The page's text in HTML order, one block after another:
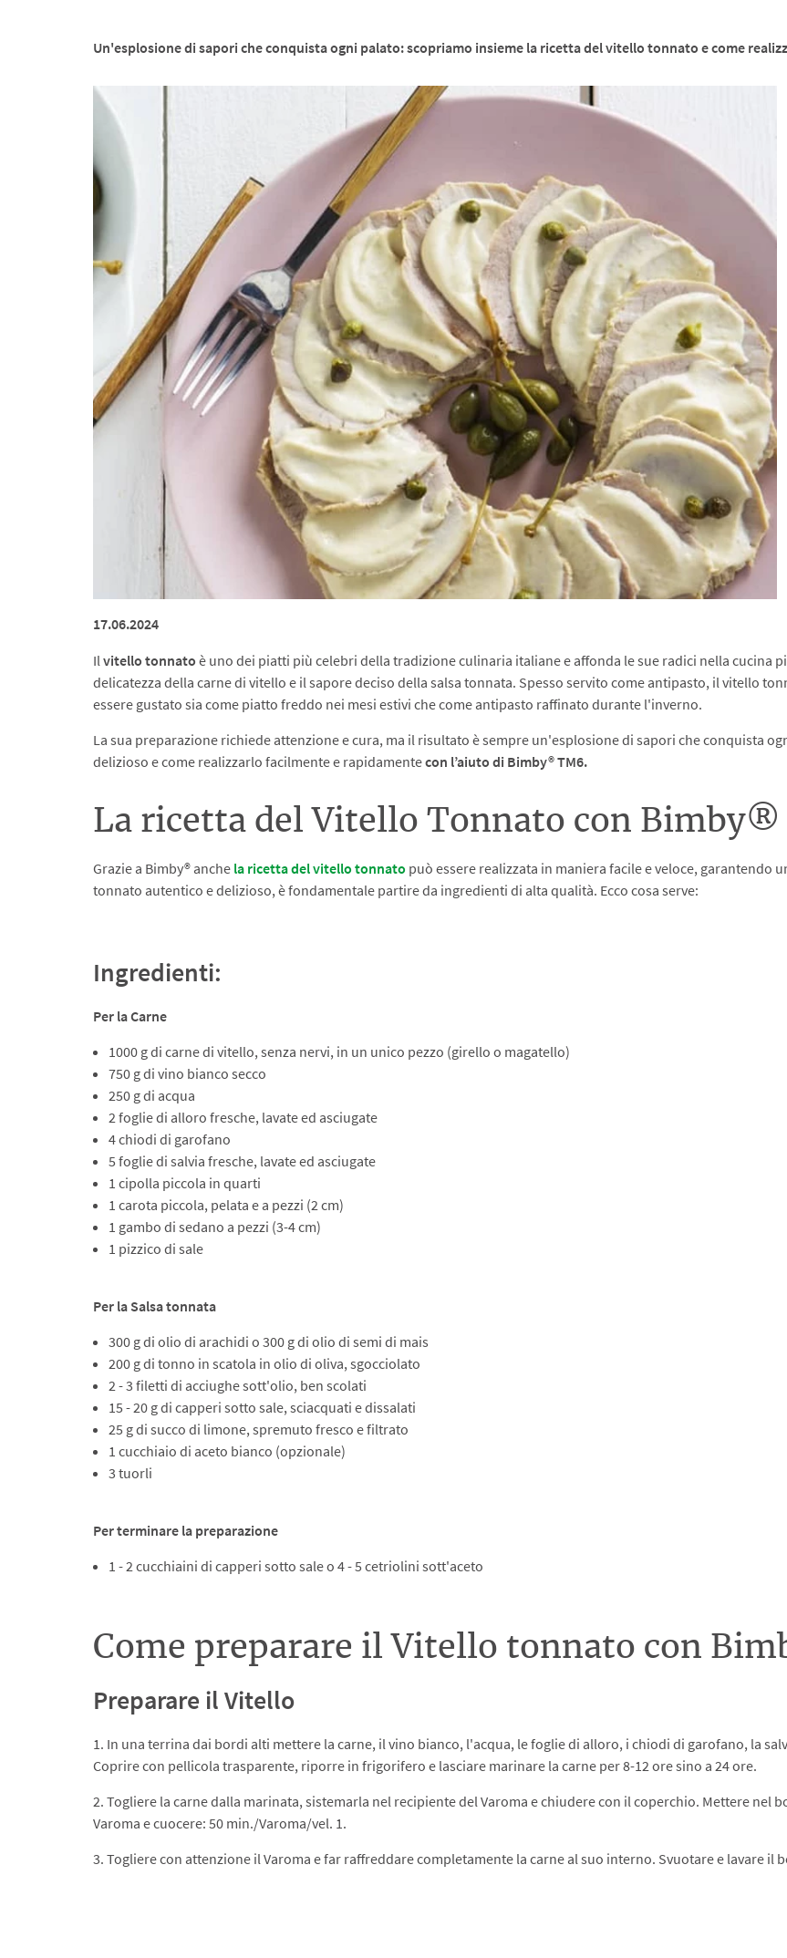
Un'esplosione di sapori che conquista ogni palato: scopriamo insieme la ricetta del vitello tonnato e come
17.06.2024
Il vitello tonnato è uno dei piatti più celebri della tradizione culinaria italiane e affonda le sue radici nella cucina
delicatezza della carne di vitello e il sapore deciso della salsa tonnata. Spesso servito come antipasto, il vitello
essere gustato sia come piatto freddo nei mesi estivi che come antipasto raffinato durante l'inverno.
La sua preparazione richiede attenzione e cura, ma il risultato è sempre un'esplosione di sapori che conquista
delizioso e come realizzarlo facilmente e rapidamentecon l’aiuto di Bimby® TM6.
La ricetta del Vitello Tonnato con Bimby®
Grazie a Bimby® anche la ricetta del vitello tonnato può essere realizzata in maniera facile e veloce,
tonnato autentico e delizioso, è fondamentale partire da ingredienti di alta qualità. Ecco cosa serve:
Ingredienti:
Per la Carne
1000 g di carne di vitello, senza nervi, in un unico pezzo (girello o magatello)
750 g di vino bianco secco
250 g di acqua
2 foglie di alloro fresche, lavate ed asciugate
4 chiodi di garofano
5 foglie di salvia fresche, lavate ed asciugate
1 cipolla piccola in quarti
1 carota piccola, pelata e a pezzi (2 cm)
1 gambo di sedano a pezzi (3-4 cm)
1 pizzico di sale
Per la Salsa tonnata
300 g di olio di arachidi o 300 g di olio di semi di mais
200 g di tonno in scatola in olio di oliva, sgocciolato
2 - 3 filetti di acciughe sott'olio, ben scolati
15 - 20 g di capperi sotto sale, sciacquati e dissalati
25 g di succo di limone, spremuto fresco e filtrato
1 cucchiaio di aceto bianco (opzionale)
3 tuorli
Per terminare la preparazione
1 - 2 cucchiaini di capperi sotto sale o 4 - 5 cetriolini sott'aceto
Come preparare il Vitello tonnato con
Preparare il Vitello
1. In una terrina dai bordi alti mettere la carne, il vino bianco, l'acqua, le foglie di alloro, i chiodi di garofano, la
Coprire con pellicola trasparente, riporre in frigorifero e lasciare marinare la carne per 8-12 ore sino a 24 ore.
2. Togliere la carne dalla marinata, sistemarla nel recipiente del Varoma e chiudere con il coperchio. Mettere nel
Varoma e cuocere: 50 min./Varoma/vel. 1.
3. Togliere con attenzione il Varoma e far raffreddare completamente la carne al suo interno. Svuotare e lavare il